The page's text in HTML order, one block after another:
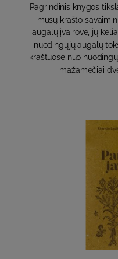
Pagrindinis knygos
mūsų krašto
augalų įvairove, jų
nuodingųjų augalų
kraštuose nuo
mažamečiai